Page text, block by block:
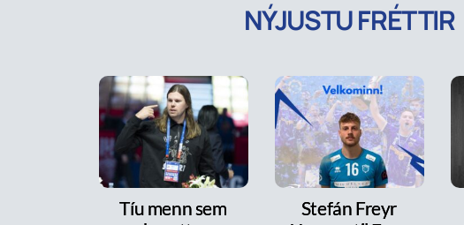
NÝJUSTU FRÉTTIR
Tíu menn sem
Stefán Freyr